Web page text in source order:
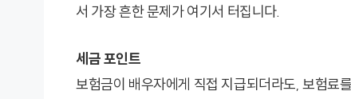
서 가장 흔한 문제가 여기서 터집니다.
세금 포인트
보험금이 배우자에게 직접 지급되더라도, 보험료